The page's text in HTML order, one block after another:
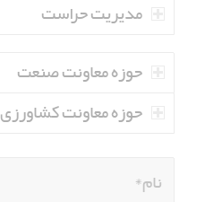
مدیریت حراست
حوزه معاونت صنعت
حوزه معاونت کشاورزی